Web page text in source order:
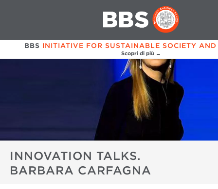
BBS INITIATIVE FOR SUSTAINABLE SOCIETY AND
Scopri di più →
INNOVATION TALKS.
BARBARA CARFAGNA